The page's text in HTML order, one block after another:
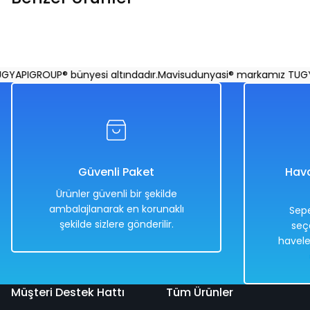
Peluş Bukalemun 40 Cm
459,00 TL
Peluş Kar Baykuşu
bünyesi altındadır.Mavisudunyasi® markamız
Güvenli Paket
Ürünler güvenli bir şekilde
ambalajlanarak en korunaklı
şekilde sizlere gönderilir.
Müşteri Destek Hattı Tüm Ürünler